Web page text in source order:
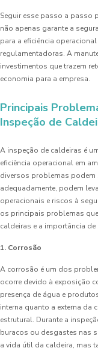
Seguir esse passo a passo
não apenas garante a
para a eficiência
regulamentadoras. A
investimentos que trazem
economia para a empresa.
Principais
Inspeção de
A inspeção de caldeiras é
eficiência operacional em
diversos problemas podem
adequadamente, podem
operacionais e riscos à
os principais problemas
caldeiras e a importância
1. Corrosão
A corrosão é um dos
ocorre devido à exposição
presença de água e
interna quanto a externa da
estrutural. Durante a
buracos ou desgastes nas
a vida útil da caldeira, mas